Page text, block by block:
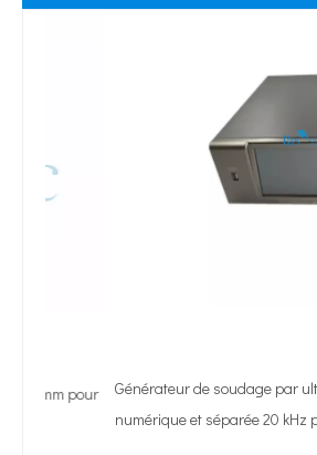
Générateur de soudage par ultrasons à
numérique et séparée 20 kHz pour le